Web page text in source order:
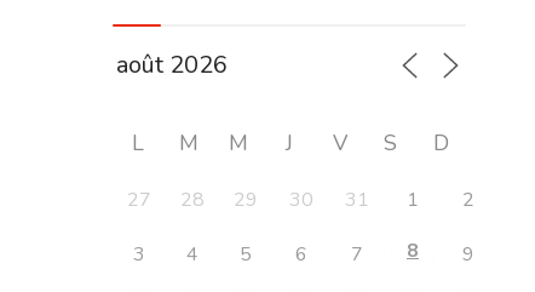
L M M J V S D
27 28 29 30 31 1 2
3 4 5 6 7 8 9